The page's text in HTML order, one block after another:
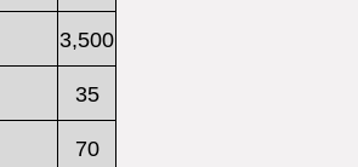
3,500
35
70